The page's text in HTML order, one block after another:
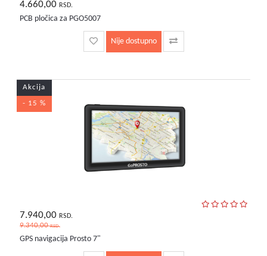
4.660,00 RSD.
PCB pločica za PGO5007
Nije dostupno
Akcija
- 15 %
7.940,00 RSD.
9.340,00RSD.
GPS navigacija Prosto 7"